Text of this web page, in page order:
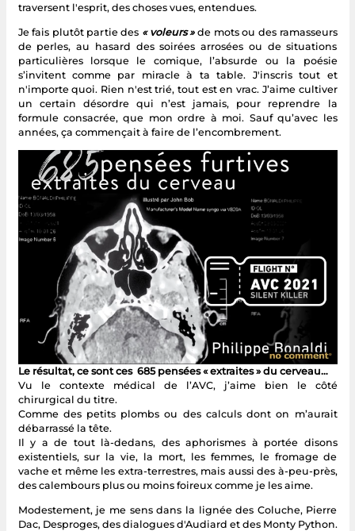
traversent l'esprit, des choses vues, entendues.
Je fais plutôt partie des « voleurs »de mots ou des ramasseurs
de perles, au hasard des soirées arrosées ou de situations
particulières lorsque le comique, l’absurde ou la poésie
s’invitent comme par miracle à ta table. J'inscris tout et
n'importe quoi. Rien n'est trié, tout est en vrac. J’aime cultiver
un certain désordre qui n’est jamais, pour reprendre la
formule consacrée, que mon ordre à moi. Sauf qu’avec les
années, ça commençait à faire de l’encombrement.
Le résultat, ce sont ces 685 pensées « extraites » du cerveau…
Vu le contexte médical de l’AVC, j’aime bien le côté
chirurgical du titre.
Comme des petits plombs ou des calculs dont on m’aurait
débarrassé la tête.
Il y a de tout là-dedans, des aphorismes à portée disons
existentiels, sur la vie, la mort, les femmes, le fromage de
vache et même les extra-terrestres, mais aussi des à-peu-près,
des calembours plus ou moins foireux comme je les aime.
Modestement, je me sens dans la lignée des Coluche, Pierre
Dac, Desproges, des dialogues d'Audiard et des Monty Python.